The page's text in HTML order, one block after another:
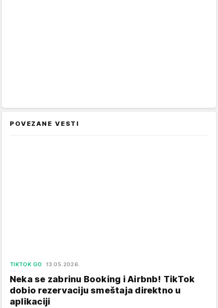
POVEZANE VESTI
TIKTOK GO 13.05.2026.
Neka se zabrinu Booking i Airbnb! TikTok
dobio rezervaciju smeštaja direktno u
aplikaciji